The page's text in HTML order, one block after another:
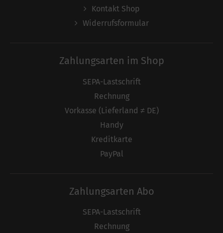
Kontakt Shop
Widerrufsformular
Zahlungsarten im Shop
SEPA-Lastschrift
Rechnung
Vorkasse (Lieferland ≠ DE)
Handy
Kreditkarte
PayPal
Zahlungsarten Abo
SEPA-Lastschrift
Rechnung